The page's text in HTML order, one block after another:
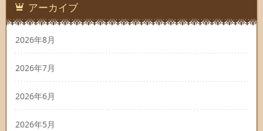
アーカイブ
2026年8月
2026年7月
2026年6月
2026年5月